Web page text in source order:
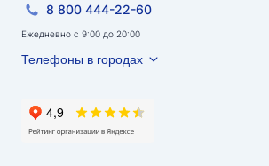
8 800 444-22-60
Ежедневно с 9:00 до 20:00
Телефоны в городах